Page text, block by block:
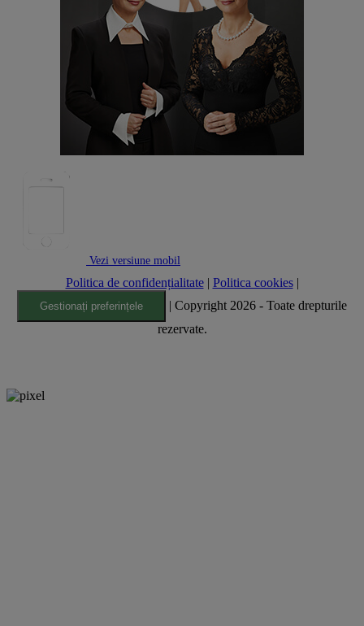
Vezi versiune mobil
Politica de confidențialitate| Politica cookies|
Gestionați preferințele
| Copyright 2026 - Toate drepturile
rezervate.